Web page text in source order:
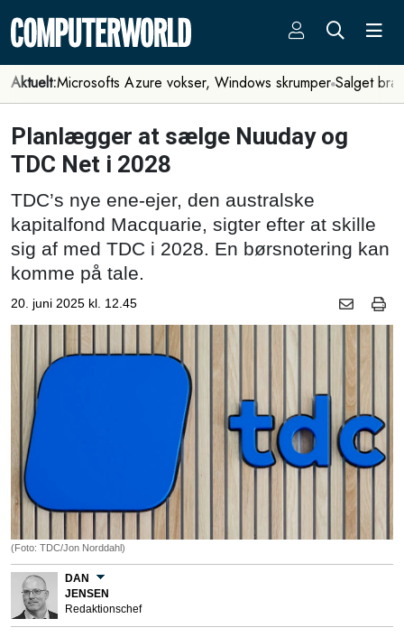
Aktuelt:Microsofts Azure vokser, Windows skrumper Salget
Planlægger at sælge Nuuday og
TDC Net i 2028
TDC’s nye ene-ejer, den australske
kapitalfond Macquarie, sigter efter at skille
sig af med TDC i 2028. En børsnotering kan
komme på tale.
20. juni 2025 kl. 12.45
(Foto: TDC/Jon Norddahl)
DAN
JENSEN
Redaktionschef